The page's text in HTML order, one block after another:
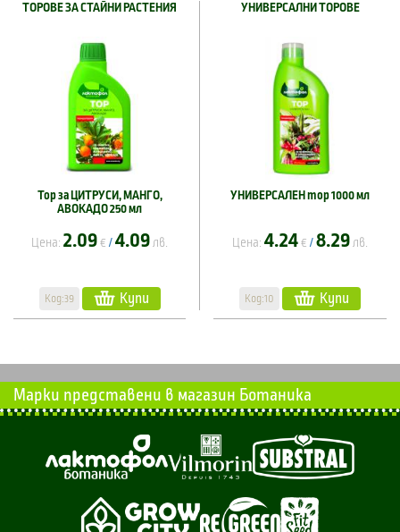
ТОРОВЕ ЗА СТАЙНИ РАСТЕНИЯ
Тор за ЦИТРУСИ, МАНГО,
АВОКАДО 250 мл
Цена: 2.09 € / 4.09 лв.
Код:39 Купи
УНИВЕРСАЛНИ ТОРОВЕ
УНИВЕРСАЛЕН тор 1000 мл
Цена: 4.24 € / 8.29 лв.
Код:10 Купи
Марки представени в магазин Ботаника